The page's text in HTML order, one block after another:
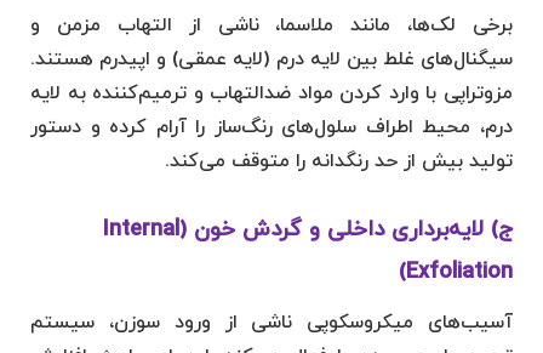
برخی لک‌ها، مانند ملاسما، ناشی از التهاب مزمن و
سیگنال‌های غلط بین لایه درم (لایه عمقی) و اپیدرم هستند.
مزوتراپی با وارد کردن مواد ضدالتهاب و ترمیم‌کننده به لایه
درم، محیط اطراف سلول‌های رنگ‌ساز را آرام کرده و دستور
تولید بیش از حد رنگدانه را متوقف می‌کند.
ج) لایه‌برداری داخلی و گردش خون (Internal
Exfoliation)
آسیب‌های میکروسکوپی ناشی از ورود سوزن، سیستم